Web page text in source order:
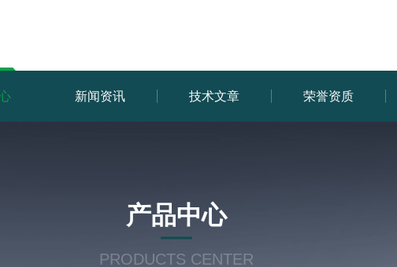
新闻资讯 技术文章 荣誉资质
产品中心
PRODUCTS CENTER